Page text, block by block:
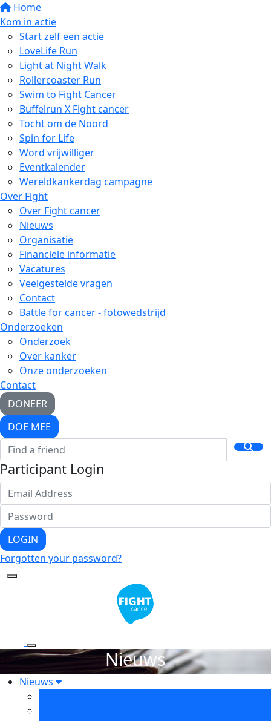
Home
Kom in actie
Start zelf een actie
LoveLife Run
Light at Night Walk
Rollercoaster Run
Swim to Fight Cancer
Buffelrun X Fight cancer
Tocht om de Noord
Spin for Life
Word vrijwilliger
Eventkalender
Wereldkankerdag campagne
Over Fight
Over Fight cancer
Nieuws
Organisatie
Financiële informatie
Vacatures
Veelgestelde vragen
Contact
Battle for cancer - fotowedstrijd
Onderzoeken
Onderzoek
Over kanker
Onze onderzoeken
Contact
DONEER
DOE MEE
Participant Login
LOGIN
Forgotten your password?
Nieuws
Nieuws